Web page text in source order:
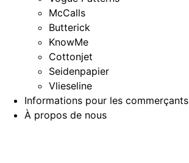
McCalls
Butterick
KnowMe
Cottonjet
Seidenpapier
Vlieseline
Informations pour les commerçants
À propos de nous